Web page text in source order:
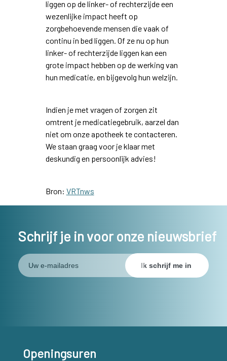
liggen op de linker- of rechterzijde een
wezenlijke impact heeft op
zorgbehoevende mensen die vaak of
continu in bed liggen. Of ze nu op hun
linker- of rechterzijde liggen kan een
grote impact hebben op de werking van
hun medicatie, en bijgevolg hun welzijn.
Indien je met vragen of zorgen zit
omtrent je medicatiegebruik, aarzel dan
niet om onze apotheek te contacteren.
We staan graag voor je klaar met
deskundig en persoonlijk advies!
Bron: VRTnws
Schrijf je in voor onze nieuwsbrief
Openingsuren